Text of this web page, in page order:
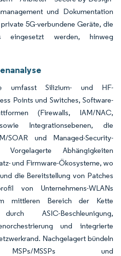
und Dokumentation
5G-verbundene Geräte, die
eingesetzt werden, hinweg
umfasst Silizium- und HF-
Points und Switches, Software-
(Firewalls, IAM/NAC,
Integrationsebenen, die
SOAR und Managed-Security-
Abhängigkeiten
und Firmware-Ökosysteme, wo
die Bereitstellung von Patches
von Unternehmens-WLANs
mittleren Bereich der Kette
ASIC-Beschleunigung,
und integrierte
Nachgelagert bündeln
MSPs/MSSPs und